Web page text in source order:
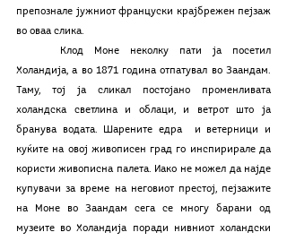
препознале јужниот француски крајбрежен пејзаж
во оваа слика.
Холандија, а во 1871 година отпатувал во Заандам.
Таму, тој ја сликал постојано променливата
холандска светлина и облаци, и ветрот што ја
бранува водата. Шарените едра  и ветерници и
куќите на овој живописен град го инспирирале да
користи живописна палета. Иако не можел да најде
купувачи за време на неговиот престој, пејзажите
на Моне во Заандам сега се многу барани од
музеите во Холандија поради нивниот холандски